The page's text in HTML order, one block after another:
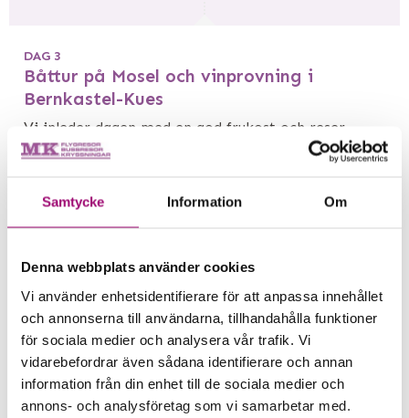
Samtycke Information Om
Denna webbplats använder cookies
Vi använder enhetsidentifierare för att anpassa innehållet
och annonserna till användarna, tillhandahålla funktioner
för sociala medier och analysera vår trafik. Vi
vidarebefordrar även sådana identifierare och annan
information från din enhet till de sociala medier och
annons- och analysföretag som vi samarbetar med.
DAG 3
Båttur på Mosel och vinprovning i
Bernkastel-Kues
Vi inleder dagen med en god frukost och reser
sedan sydväst längs Mosel. När vi når den lilla byn
på en sightseeingtur på floden. Under cirka två
timmar flyter vi stilla fram längs vinodlingarna och
Bernkastel-Kues lagom till lunchtid och får fri tid till
att äta lunch på egen hand. Under eftermiddagen
besöker vi Weingut Dr Pauly Bergweiler där vi
provar fem sorters vin. Vi beger oss sedan hem till
Cochem och äter en gemensam middag på hotellet.